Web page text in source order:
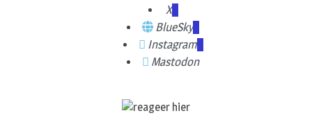
X
BlueSky
Instagram
Mastodon